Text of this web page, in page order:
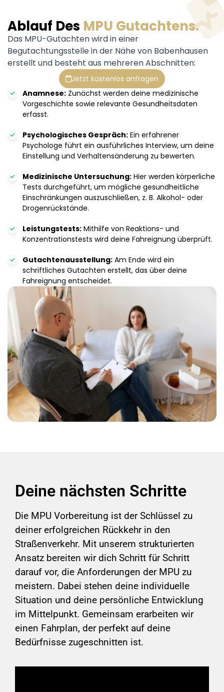
Ablauf Des MPU Gutachtens.
Das MPU-Gutachten wird in einer
Begutachtungsstelle in der Nähe von Babenhausen
erstellt und besteht aus mehreren Abschnitten:
Jetzt kostenlos anfragen
Anamnese: Zunächst werden deine medizinische
Vorgeschichte sowie relevante Gesundheitsdaten
erfasst.
Psychologisches Gespräch: Ein erfahrener
Psychologe führt ein ausführliches Interview, um deine
Einstellung und Verhaltensänderung zu bewerten.
Medizinische Untersuchung: Hier werden körperliche
Tests durchgeführt, um mögliche gesundheitliche
Einschränkungen auszuschließen, z. B. Alkohol- oder
Drogenrückstände.
Leistungstests: Mithilfe von Reaktions- und
Konzentrationstests wird deine Fahreignung überprüft.
Gutachtenausstellung: Am Ende wird ein
schriftliches Gutachten erstellt, das über deine
Fahreignung entscheidet.
Deine nächsten Schritte
Die MPU Vorbereitung ist der Schlüssel zu
deiner erfolgreichen Rückkehr in den
Straßenverkehr. Mit unserem strukturierten
Ansatz bereiten wir dich Schritt für Schritt
darauf vor, die Anforderungen der MPU zu
meistern. Dabei stehen deine individuelle
Situation und deine persönliche Entwicklung
im Mittelpunkt. Gemeinsam erarbeiten wir
einen Fahrplan, der perfekt auf deine
Bedürfnisse zugeschnitten ist.